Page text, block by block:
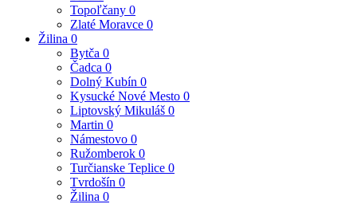
Topoľčany 0
Zlaté Moravce 0
Žilina 0
Bytča 0
Čadca 0
Dolný Kubín 0
Kysucké Nové Mesto 0
Liptovský Mikuláš 0
Martin 0
Námestovo 0
Ružomberok 0
Turčianske Teplice 0
Tvrdošín 0
Žilina 0